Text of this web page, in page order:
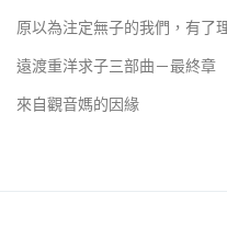
原以為注定無子的我們，有了
遠渡重洋求子三部曲－最終章
來自觀音媽的因緣